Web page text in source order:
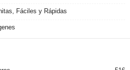
Fáciles y Rápidas